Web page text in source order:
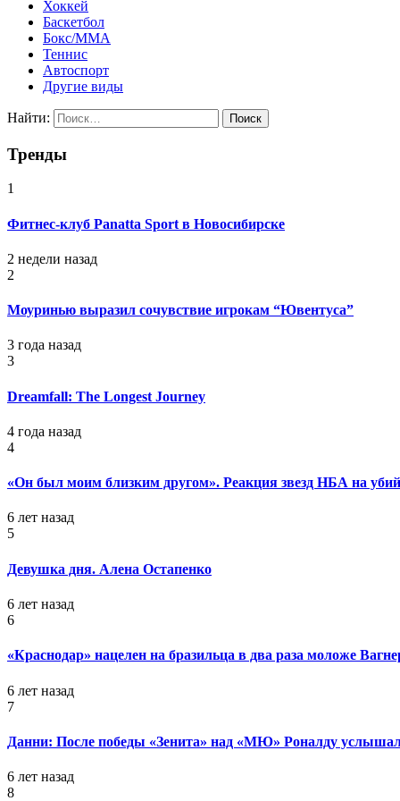
Хоккей
Баскетбол
Бокс/MMA
Теннис
Автоспорт
Другие виды
Найти:
Тренды
1
Фитнес-клуб Panatta Sport в Новосибирске
2 недели назад
2
Моуринью выразил сочувствие игрокам “Ювентуса”
3 года назад
3
Dreamfall: The Longest Journey
4 года назад
4
«Он был моим близким другом». Реакция звезд НБА на
6 лет назад
5
Девушка дня. Алена Остапенко
6 лет назад
6
«Краснодар» нацелен на бразильца в два раза моложе
6 лет назад
7
Данни: После победы «Зенита» над «МЮ» Роналду
6 лет назад
8